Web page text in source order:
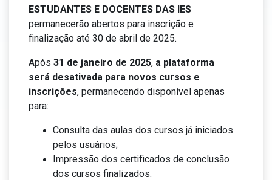
ESTUDANTES E DOCENTES DAS IES
permanecerão abertos para inscrição e
finalização até 30 de abril de 2025.
Após 31 de janeiro de 2025, a plataforma
será desativada para novos cursos e
inscrições, permanecendo disponível apenas
para:
Consulta das aulas dos cursos já iniciados
pelos usuários;
Impressão dos certificados de conclusão
dos cursos finalizados.